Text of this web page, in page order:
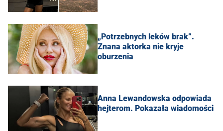
„Potrzebnych leków brak”.
Znana aktorka nie kryje
oburzenia
Anna Lewandowska odpowiada
hejterom. Pokazała wiadomości